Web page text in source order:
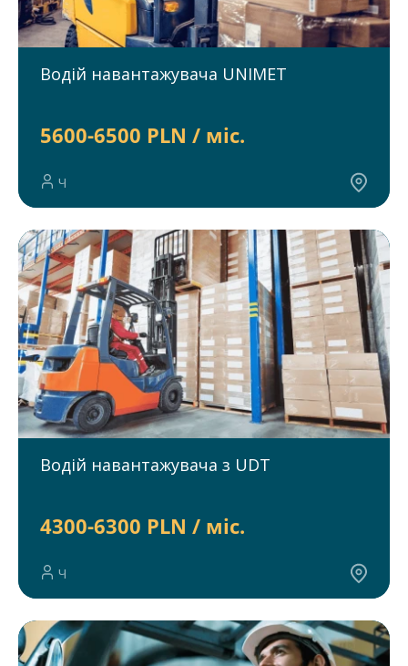
Водій навантажувача UNIMET
5600-6500 PLN / міс.
Ч
Водій навантажувача з UDT
4300-6300 PLN / міс.
Ч